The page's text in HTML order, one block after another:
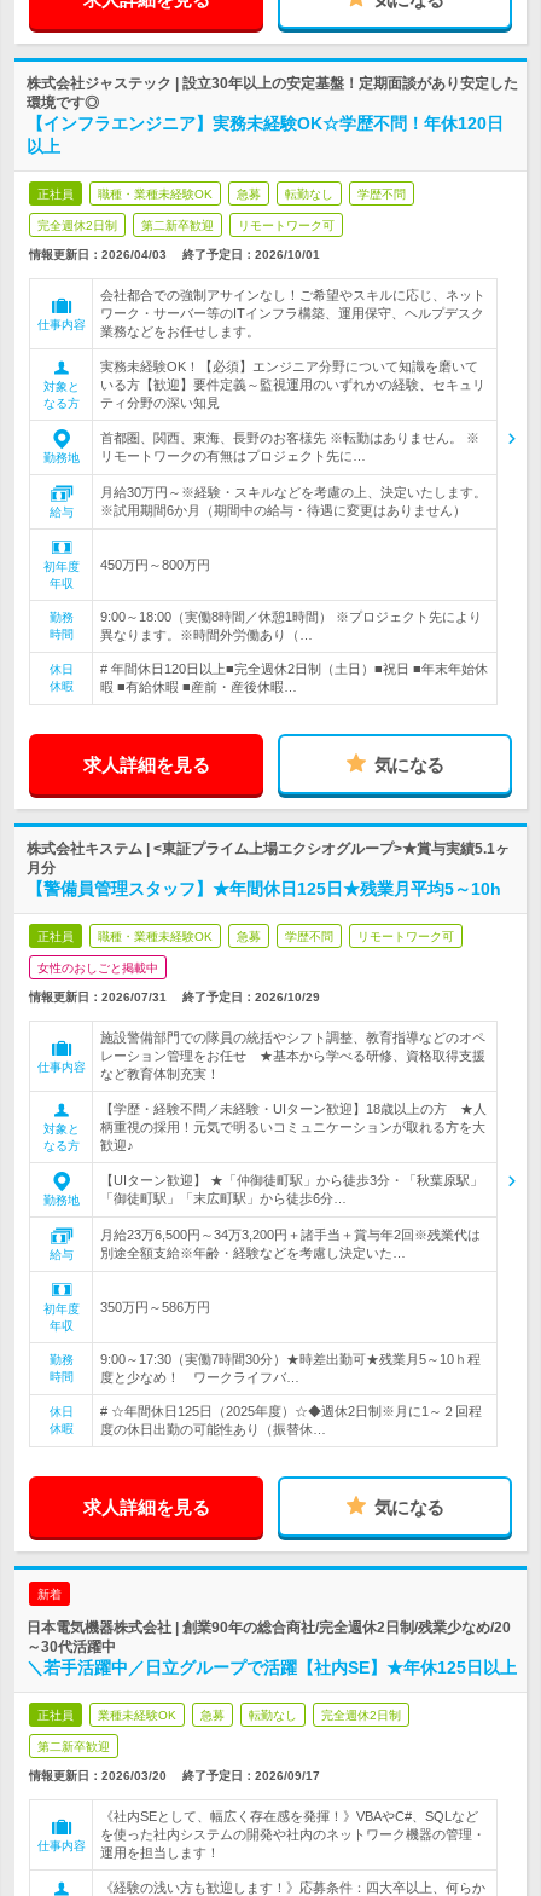
株式会社ジャステック | 設立30年以上の安定基盤！定期面談があり安定した
環境です◎
【インフラエンジニア】実務未経験OK☆学歴不問！年休120日
以上
正社員 職種・業種未経験OK 急募 転勤なし 学歴不問
完全週休2日制 第二新卒歓迎 リモートワーク可
情報更新日：2026/04/03 終了予定日： 2026/10/01
仕事内容
会社都合での強制アサインなし！ご希望やスキルに応じ、ネット
ワーク・サーバー等のITインフラ構築、運用保守、ヘルプデスク
業務などをお任せします。
対象と
なる方
実務未経験OK！【必須】エンジニア分野について知識を磨いて
いる方【歓迎】要件定義～監視運用のいずれかの経験、セキュリ
ティ分野の深い知見
勤務地
首都圏、関西、東海、長野のお客様先 ※転勤はありません。 ※
リモートワークの有無はプロジェクト先に…
給与
月給30万円～※経験・スキルなどを考慮の上、決定いたします。
※試用期間6か月（期間中の給与・待遇に変更はありません）
初年度
年収
450万円～800万円
勤務
時間
9:00～18:00（実働8時間／休憩1時間） ※プロジェクト先により
異なります。※時間外労働あり（…
休日
休暇
# 年間休日120日以上■完全週休2日制（土日）■祝日 ■年末年始休
暇 ■有給休暇 ■産前・産後休暇…
求人詳細を見る 気になる
株式会社キステム | <東証プライム上場エクシオグループ>★賞与実績5.1ヶ
月分
【警備員管理スタッフ】★年間休日125日★残業月平均5～10h
正社員 職種・業種未経験OK 急募 学歴不問 リモートワーク可
女性のおしごと掲載中
情報更新日：2026/07/31 終了予定日： 2026/10/29
仕事内容
施設警備部門での隊員の統括やシフト調整、教育指導などのオペ
レーション管理をお任せ ★基本から学べる研修、資格取得支援
など教育体制充実！
対象と
なる方
【学歴・経験不問／未経験・UIターン歓迎】18歳以上の方 ★人
柄重視の採用！元気で明るいコミュニケーションが取れる方を大
歓迎♪
勤務地
【UIターン歓迎】 ★「仲御徒町駅」から徒歩3分・「秋葉原駅」
「御徒町駅」「末広町駅」から徒歩6分…
給与
月給23万6,500円～34万3,200円＋諸手当＋賞与年2回※残業代は
別途全額支給※年齢・経験などを考慮し決定いた…
初年度
年収
350万円～586万円
勤務
時間
9:00～17:30（実働7時間30分）★時差出勤可★残業月5～10ｈ程
度と少なめ！ ワークライフバ…
休日
休暇
# ☆年間休日125日（2025年度）☆◆週休2日制※月に1～２回程
度の休日出勤の可能性あり（振替休…
求人詳細を見る 気になる
新着
日本電気機器株式会社 | 創業90年の総合商社/完全週休2日制/残業少なめ/20
～30代活躍中
＼若手活躍中／日立グループで活躍【社内SE】★年休125日以上
正社員 業種未経験OK 急募 転勤なし 完全週休2日制
第二新卒歓迎
情報更新日：2026/03/20 終了予定日： 2026/09/17
仕事内容
《社内SEとして、幅広く存在感を発揮！》VBAやC#、SQLなど
を使った社内システムの開発や社内のネットワーク機器の管理・
運用を担当します！
《経験の浅い方も歓迎します！》応募条件：四大卒以上、何らか